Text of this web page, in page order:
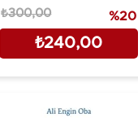
₺240,00
₺300,00 %20